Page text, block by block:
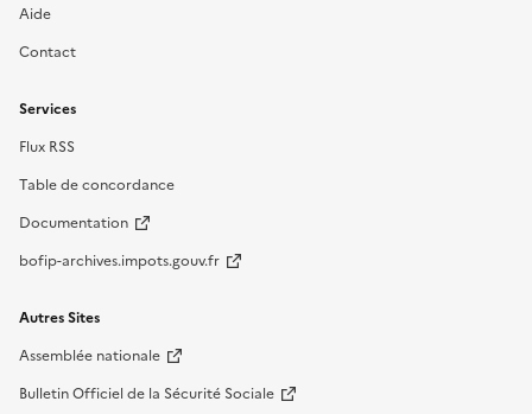
Aide
Contact
Services
Flux RSS
Table de concordance
Documentation
bofip-archives.impots.gouv.fr
Autres Sites
Assemblée nationale
Bulletin Officiel de la Sécurité Sociale